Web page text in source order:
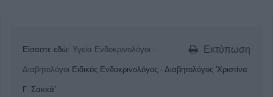
Εκτύπωση
Είσαστε εδώ: Υγεία Ενδοκρινολόγοι -
Διαβητολόγοι Ειδικός Ενδοκρινολόγος - Διαβητολόγος 'Χριστίνα
Γ. Σακκά'